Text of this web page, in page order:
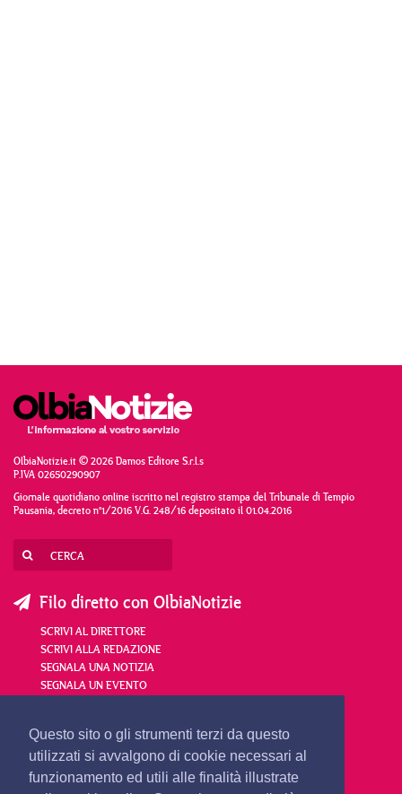
Questo sito o gli strumenti terzi da questo
utilizzati si avvalgono di cookie necessari al
funzionamento ed utili alle finalità illustrate
OlbiaNotizie.it © 2026 Damos Editore S.r.l.s
P.IVA 02650290907
Giornale quotidiano online iscritto nel registro stampa del Tribunale di Tempio
Pausania, decreto n°1/2016 V.G. 248/16 depositato il 01.04.2016
Filo diretto con OlbiaNotizie
SCRIVI AL DIRETTORE
SCRIVI ALLA REDAZIONE
SEGNALA UNA NOTIZIA
SEGNALA UN EVENTO
redazione@olbianotizie.it